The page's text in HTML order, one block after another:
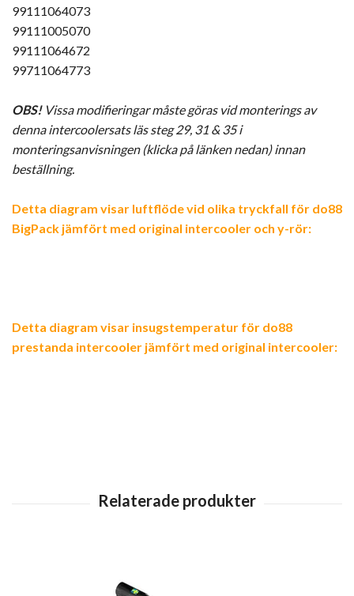
99111064073
99111005070
99111064672
99711064773
OBS!Vissa modifieringar måste göras vid monterings av
denna intercoolersats läs steg 29, 31 & 35 i
monteringsanvisningen (klicka på länken nedan) innan
beställning.
Detta diagram visar luftflöde vid olika tryckfall för do88
BigPack jämfört med original intercooler och y-rör:
Detta diagram visar insugstemperatur för do88
prestanda intercooler jämfört med original intercooler: